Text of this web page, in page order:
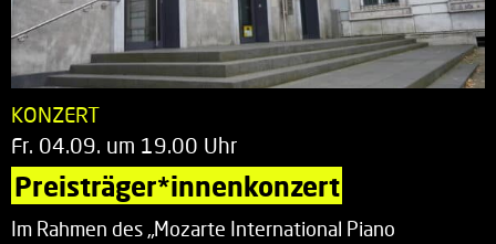
KONZERT
Fr. 04.09. um 19.00 Uhr
Preisträger*innenkonzert
Im Rahmen des „Mozarte International Piano